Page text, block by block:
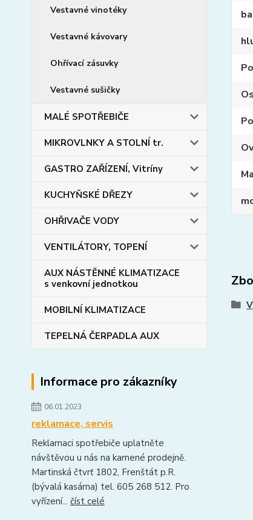
Vestavné vinotéky
Vestavné kávovary
Ohřívací zásuvky
Vestavné sušičky
MALÉ SPOTŘEBIČE
MIKROVLNKY A STOLNÍ tr.
GASTRO ZAŘÍZENÍ, Vitríny
KUCHYŇSKÉ DŘEZY
OHŘIVAČE VODY
VENTILÁTORY, TOPENÍ
AUX NÁSTĚNNÉ KLIMATIZACE
s venkovní jednotkou
MOBILNÍ KLIMATIZACE
TEPELNÁ ČERPADLA AUX
Informace pro zákazníky
06.01.2023
reklamace, servis
Reklamaci spotřebiče uplatněte
návštěvou u nás na kamené prodejně.
Martinská čtvrť 1802, Frenštát p.R.
(bývalá kasárna) tel. 605 268 512. Pro
vyřízení... číst celé